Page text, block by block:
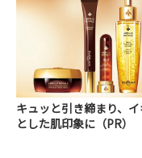
キュッと引き締まり、
とした肌印象に（PR）